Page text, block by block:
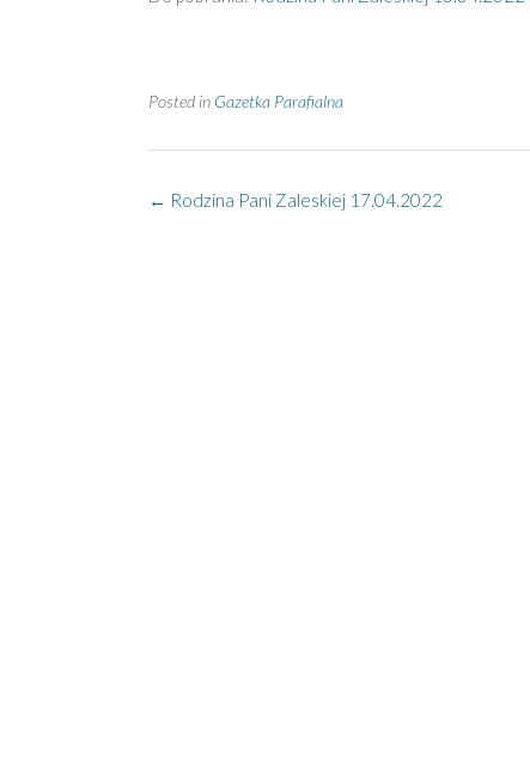
Posted in Gazetka Parafialna
Post
← Rodzina Pani Zaleskiej 17.04.2022